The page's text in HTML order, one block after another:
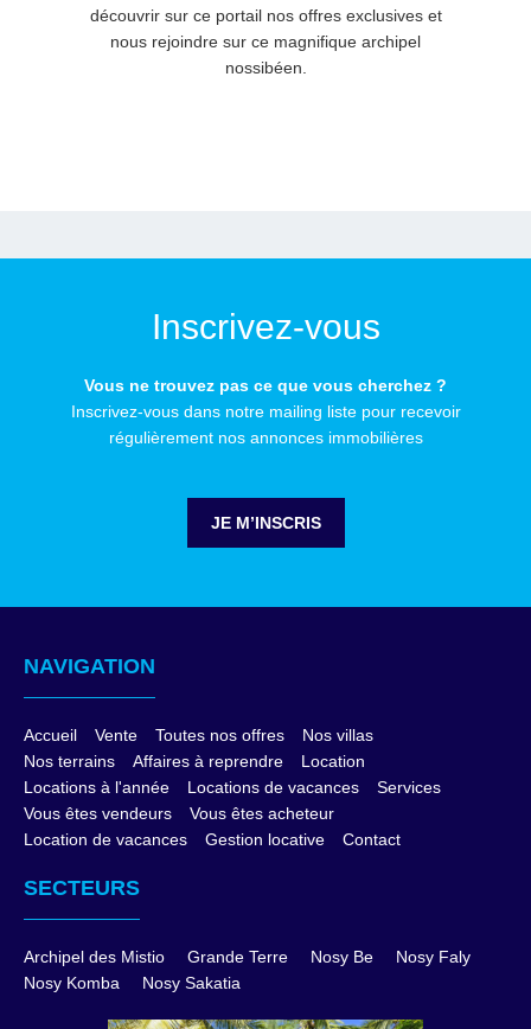
découvrir sur ce portail nos offres exclusives et
nous rejoindre sur ce magnifique archipel
nossibéen.
Inscrivez-vous
Vous ne trouvez pas ce que vous cherchez ?
Inscrivez-vous dans notre mailing liste pour recevoir
régulièrement nos annonces immobilières
JE M’INSCRIS
NAVIGATION
Accueil Vente Toutes nos offres
Nos villas
Nos terrains
Affaires à reprendre
Location
Locations à l'année
Locations de vacances
Services
Vous êtes vendeurs
Vous êtes acheteur
Location de vacances
Gestion locative Contact
SECTEURS
Archipel des Mistio Grande Terre Nosy Be
Nosy Faly
Nosy Komba
Nosy Sakatia